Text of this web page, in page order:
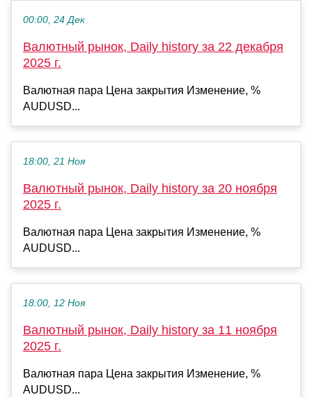
00:00, 24 Дек
Валютный рынок, Daily history за 22 декабря
2025 г.
Валютная пара Цена закрытия Изменение, %
AUDUSD...
18:00, 21 Ноя
Валютный рынок, Daily history за 20 ноября
2025 г.
Валютная пара Цена закрытия Изменение, %
AUDUSD...
18:00, 12 Ноя
Валютный рынок, Daily history за 11 ноября
2025 г.
Валютная пара Цена закрытия Изменение, %
AUDUSD...